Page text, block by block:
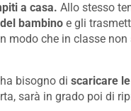
a casa. Allo stesso
bambino e gli
modo che in classe
bisogno di scaricare
sarà in grado poi di